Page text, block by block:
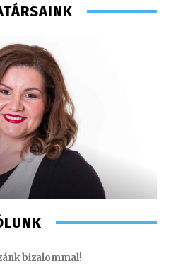
bizalommal!